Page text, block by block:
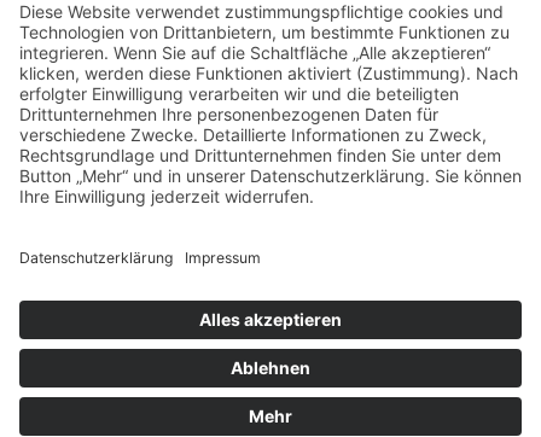
Home|Tierheim & Tierschutzverein|Helfen|Jugendbereich
|Service|Wissenswertes|Formulare|Kontakt
Besucherstatistik:Heute: 108 | Gestern: 330 | Monat: 4242 |
Gesamt: 1111367
Tierheim Berg
Telefon: +49 751 41778 u. 551954
info@tierheim-berg.de
Impressum|Datenschutz|Cookie-Einstellungen
Copyright © 2026 Tierheim Berg.Alle Rechte vorbehalten.
Webdesign | Konzeption | Hosting: